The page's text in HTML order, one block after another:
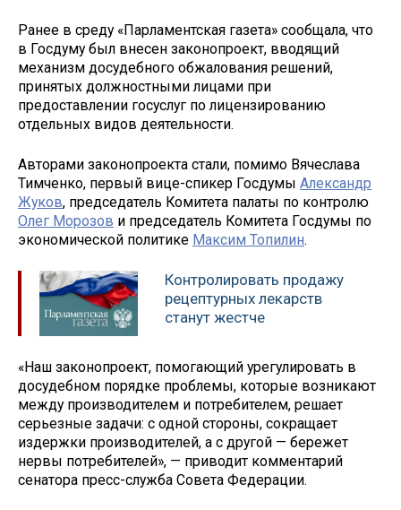
Ранее в среду «Парламентская газета» сообщала, что
в Госдуму был внесен законопроект, вводящий
механизм досудебного обжалования решений,
принятых должностными лицами при
предоставлении госуслуг по лицензированию
отдельных видов деятельности.
Авторами законопроекта стали, помимо Вячеслава
Тимченко, первый вице-спикер Госдумы Александр
Жуков, председатель Комитета палаты по контролю
Олег Морозов и председатель Комитета Госдумы по
экономической политике Максим Топилин.
Контролировать продажу
рецептурных лекарств
станут жестче
«Наш законопроект, помогающий урегулировать в
досудебном порядке проблемы, которые возникают
между производителем и потребителем, решает
серьезные задачи: с одной стороны, сокращает
издержки производителей, а с другой — бережет
нервы потребителей», — приводит комментарий
сенатора пресс-служба Совета Федерации.